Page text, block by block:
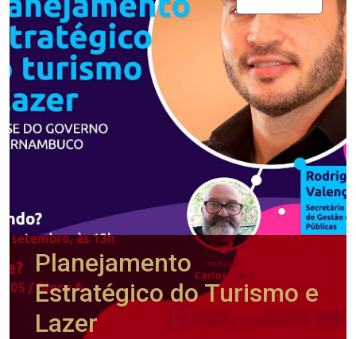
Planejamento
Estratégico do Turismo e
Lazer